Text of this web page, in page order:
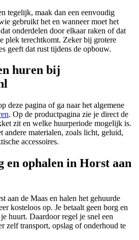
tegelijk, maak dan een eenvoudig
gebruikt het en wanneer moet het
onderdelen door elkaar raken of dat
plek terechtkomt. Zeker bij grotere
geeft dat rust tijdens de opbouw.
huren bij
deze pagina of ga naar het algemene
. Op de productpagina zie je direct de
zit en welke huurperiode mogelijk is.
andere materialen, zoals licht, geluid,
accessoires.
en ophalen in Horst aan
aan de Maas en halen het gehuurde
kosteloos op. Je betaalt geen borg en
huurt. Daardoor regel je snel een
zelf transport, opslag of onderhoud te